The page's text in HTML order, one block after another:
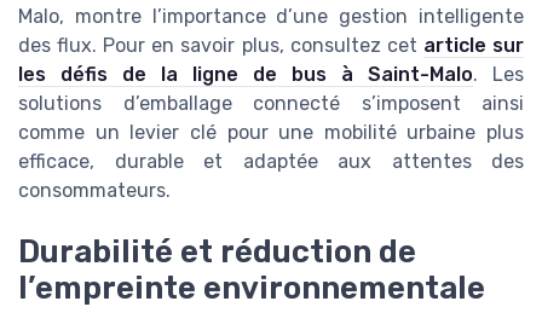
Malo, montre l’importance d’une gestion intelligente
des flux. Pour en savoir plus, consultez cet article sur
les défis de la ligne de bus à Saint-Malo. Les
solutions d’emballage connecté s’imposent ainsi
comme un levier clé pour une mobilité urbaine plus
efficace, durable et adaptée aux attentes des
consommateurs.
Durabilité et réduction de
l’empreinte environnementale